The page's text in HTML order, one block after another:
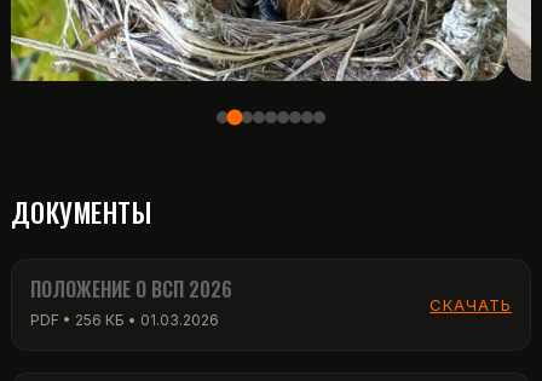
ДОКУМЕНТЫ
ПОЛОЖЕНИЕ О ВСП 2026
PDF • 256 КБ • 01.03.2026
СКАЧАТЬ